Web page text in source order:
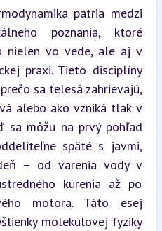
patria medzi
poznania, ktoré
nielen vo vede, ale aj v
praxi. Tieto disciplíny
sa telesá zahrievajú,
alebo ako vzniká tlak v
sa môžu na prvý pohľad
späté s javmi,
– od varenia vody v
kúrenia až po
motora. Táto esej
molekulovej fyziky